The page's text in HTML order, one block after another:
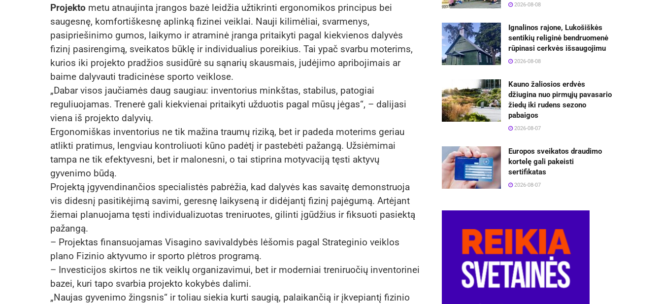
Projekto metu atnaujinta įrangos bazė leidžia užtikrinti ergonomikos principus bei
saugesnę, komfortiškesnę aplinką fizinei veiklai. Nauji kilimėliai, svarmenys,
pasipriešinimo gumos, laikymo ir atraminė įranga pritaikyti pagal kiekvienos dalyvės
fizinį pasirengimą, sveikatos būklę ir individualius poreikius. Tai ypač svarbu moterims,
kurios iki projekto pradžios susidūrė su sąnarių skausmais, judėjimo apribojimais ar
baime dalyvauti tradicinėse sporto veiklose.
„Dabar visos jaučiamės daug saugiau: inventorius minkštas, stabilus, patogiai
reguliuojamas. Trenerė gali kiekvienai pritaikyti užduotis pagal mūsų jėgas“, – dalijasi
viena iš projekto dalyvių.
Ergonomiškas inventorius ne tik mažina traumų riziką, bet ir padeda moterims geriau
atlikti pratimus, lengviau kontroliuoti kūno padėtį ir pastebėti pažangą. Užsiėmimai
tampa ne tik efektyvesni, bet ir malonesni, o tai stiprina motyvaciją tęsti aktyvų
gyvenimo būdą.
Projektą įgyvendinančios specialistės pabrėžia, kad dalyvės kas savaitę demonstruoja
vis didesnį pasitikėjimą savimi, geresnę laikyseną ir didėjantį fizinį pajėgumą. Artėjant
žiemai planuojama tęsti individualizuotas treniruotes, gilinti įgūdžius ir fiksuoti pasiektą
pažangą.
– Projektas finansuojamas Visagino savivaldybės lėšomis pagal Strateginio veiklos
plano Fizinio aktyvumo ir sporto plėtros programą.
– Investicijos skirtos ne tik veiklų organizavimui, bet ir moderniai treniruočių inventorinei
bazei, kuri tapo svarbia projekto kokybės dalimi.
„Naujas gyvenimo žingsnis“ ir toliau siekia kurti saugią, palaikančią ir įkvepiantį fizinio
2026-08-08
Ignalinos rajone, Lukošiškės
sentikių religinė bendruomenė
rūpinasi cerkvės išsaugojimu
2026-08-08
Kauno žaliosios erdvės
džiugina nuo pirmųjų pavasario
žiedų iki rudens sezono
pabaigos
2026-08-07
Europos sveikatos draudimo
kortelę gali pakeisti
sertifikatas
2026-08-07